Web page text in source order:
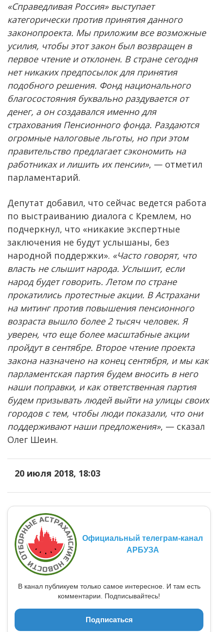
«Справедливая Россия» выступает
категорически против принятия данного
законопроекта. Мы приложим все возможные
усилия, чтобы этот закон был возвращен в
первое чтение и отклонен. В стране сегодня
нет никаких предпосылок для принятия
подобного решения. Фонд национального
благосостояния буквально раздувается от
денег, а он создавался именно для
страхования Пенсионного фонда. Раздаются
огромные налоговые льготы, но при этом
правительство предлагает сэкономить на
работниках и лишить их пенсии», — отметил
парламентарий.
Депутат добавил, что сейчас ведется работа
по выстраиванию диалога с Кремлем, но
подчеркнул, что «никакие экспертные
заключения не будут услышаны, без
народной поддержки». «Часто говорят, что
власть не слышит народа. Услышит, если
народ будет говорить. Летом по стране
прокатились протестные акции. В Астрахани
на митинг против повышения пенсионного
возраста вышло более 2 тысяч человек. Я
уверен, что еще более масштабные акции
пройдут в сентябре. Второе чтение проекта
закона назначено на конец сентября, и мы как
парламентская партия будем вносить в него
наши поправки, и как ответственная партия
будем призывать людей выйти на улицы своих
городов с тем, чтобы люди показали, что они
поддерживают наши предложения», — сказал
Олег Шеин.
20 июля 2018, 18:03
Официальный телеграм-канал
АРБУЗА
В канал публикуем только самое интересное. И там есть
комментарии. Подписывайтесь!
Подписаться